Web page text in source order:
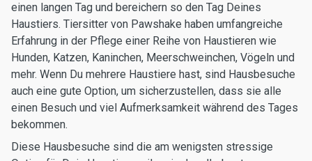
einen langen Tag und bereichern so den Tag Deines
Haustiers. Tiersitter von Pawshake haben umfangreiche
Erfahrung in der Pflege einer Reihe von Haustieren wie
Hunden, Katzen, Kaninchen, Meerschweinchen, Vögeln und
mehr. Wenn Du mehrere Haustiere hast, sind Hausbesuche
auch eine gute Option, um sicherzustellen, dass sie alle
einen Besuch und viel Aufmerksamkeit während des Tages
bekommen.
Diese Hausbesuche sind die am wenigsten stressige